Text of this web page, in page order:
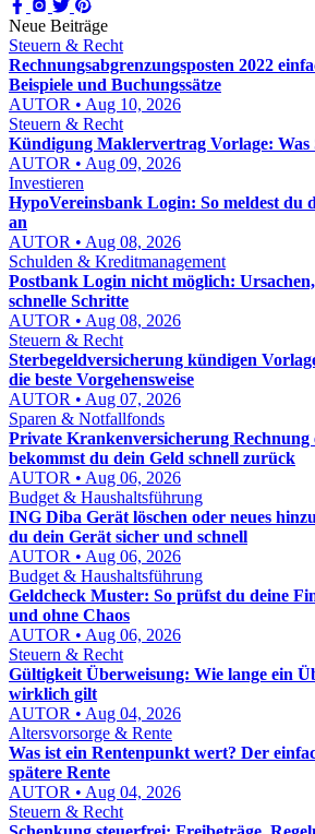
Neue Beiträge
Steuern & Recht
Rechnungsabgrenzungsposten 2022
Beispiele und Buchungssätze
AUTOR • Aug 10, 2026
Steuern & Recht
Kündigung Maklervertrag Vorlage: Was
AUTOR • Aug 09, 2026
Investieren
HypoVereinsbank Login: So meldest du
an
AUTOR • Aug 08, 2026
Schulden & Kreditmanagement
Postbank Login nicht möglich:
schnelle Schritte
AUTOR • Aug 08, 2026
Steuern & Recht
Sterbegeldversicherung kündigen
die beste Vorgehensweise
AUTOR • Aug 07, 2026
Sparen & Notfallfonds
Private Krankenversicherung Rechnung
bekommst du dein Geld schnell zurück
AUTOR • Aug 06, 2026
Budget & Haushaltsführung
ING Diba Gerät löschen oder neues
du dein Gerät sicher und schnell
AUTOR • Aug 06, 2026
Budget & Haushaltsführung
Geldcheck Muster: So prüfst du deine
und ohne Chaos
AUTOR • Aug 06, 2026
Steuern & Recht
Gültigkeit Überweisung: Wie lange ein
wirklich gilt
AUTOR • Aug 04, 2026
Altersvorsorge & Rente
Was ist ein Rentenpunkt wert? Der
spätere Rente
AUTOR • Aug 04, 2026
Steuern & Recht